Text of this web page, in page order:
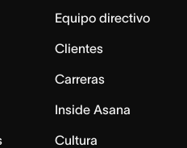
Equipo directivo
Clientes
Carreras
Inside Asana
Cultura